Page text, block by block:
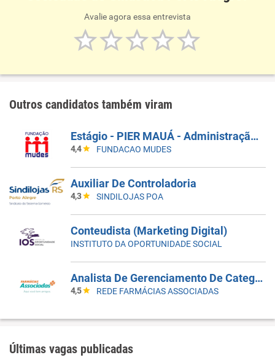
Avalie agora essa entrevista
Outros candidatos também viram
Estágio - PIER MAUÁ - Administração E Engenharia De Produção
4,4 FUNDACAO MUDES
Auxiliar De Controladoria
4,3 SINDILOJAS POA
Conteudista (Marketing Digital)
INSTITUTO DA OPORTUNIDADE SOCIAL
Analista De Gerenciamento De Categoria
4,5 REDE FARMÁCIAS ASSOCIADAS
Últimas vagas publicadas